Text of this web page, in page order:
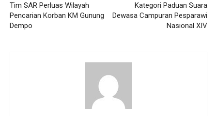
Tim SAR Perluas Wilayah
Pencarian Korban KM Gunung
Dempo
Kategori Paduan Suara
Dewasa Campuran Pesparawi
Nasional XIV